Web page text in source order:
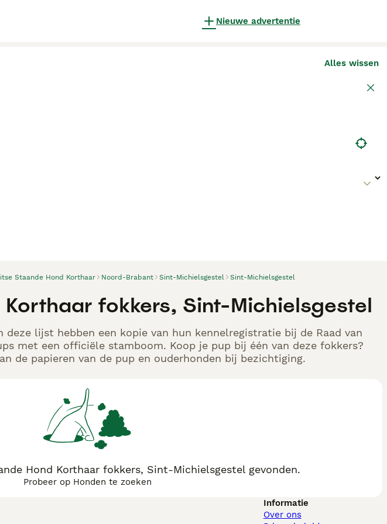
Nieuwe advertentie
Alles wissen
Staande Hond Korthaar Noord-Brabant Sint-Michielsgestel Sint-Michielsgestel
Korthaar fokkers, Sint-Michielsgestel
deze lijst hebben een kopie van hun kennelregistratie bij de Raad van
met een officiële stamboom. Koop je pup bij één van deze fokkers?
de papieren van de pup en ouderhonden bij bezichtiging.
Hond Korthaar fokkers, Sint-Michielsgestel gevonden.
Probeer op Honden te zoeken
Informatie
Over ons